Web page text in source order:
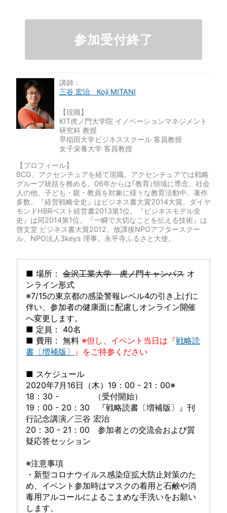
参加受付終了
講師：
三谷 宏治 Koji MITANI
【現職】
KIT虎ノ門大学院 イノベーションマネジメント
研究科 教授
早稲田大学ビジネススクール 客員教授
女子栄養大学 客員教授
【プロフィール】
BCG、アクセンチュアを経て現職。アクセンチュアでは戦略
グループ統括を務める。06年からは｢教育｣領域に専念。社会
人の他、子ども・親・教員を対象に様々な教育活動中。著作
多数。『経営戦略全史』はビジネス書大賞2014大賞、ダイヤ
モンドHBRベスト経営書2013第1位。『ビジネスモデル全
史』は同2014第1位。『一瞬で大切なことを伝える技術』は
啓文堂 ビジネス書大賞2012。放課後NPOアフタースクー
ル、NPO法人3keys 理事。永平寺ふるさと大使。
■ 場所： 金沢工業大学 虎ノ門キャンパス オ
ンライン形式
※7/15の東京都の感染警報レベル4の引き上げに
伴い、参加者の健康面に配慮しオンライン開催
へ変更します。
■ 定員： 40名
■ 費用： 無料 ※但し、イベント当日は『戦略読
書〔増補版〕 』をご持参ください
■ スケジュール
2020年7月16日（木）19：00 - 21：00※
18：30 - （受付開始）
19：00 - 20：30 『戦略読書〔増補版〕』刊
行記念講演／三谷 宏治
20：30 - 21：00 参加者との交流会および質
疑応答セッション
※注意事項
・新型コロナウイルス感染症拡大防止対策のた
め、イベント参加時はマスクの着用と石鹸や消
毒用アルコールによるこまめな手洗いをお願い
します。